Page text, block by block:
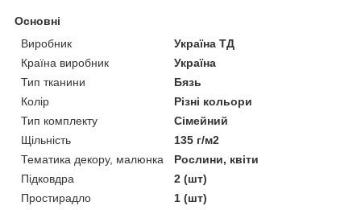
Основні
Виробник
Україна ТД
Країна виробник
Україна
Тип тканини
Бязь
Колір
Різні кольори
Тип комплекту
Сімейний
Щільність
135 г/м2
Тематика декору, малюнка
Рослини, квіти
Підковдра
2 (шт)
Простирадло
1 (шт)